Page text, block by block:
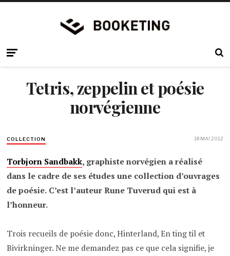
Tetris, zeppelin et poésie
norvégienne
COLLECTION 18 MAI 2012
Torbjorn Sandbakk, graphiste norvégien a réalisé
dans le cadre de ses études une collection d’ouvrages
de poésie. C’est l’auteur Rune Tuverud qui est à
l’honneur.
Trois recueils de poésie donc, Hinterland, En ting til et
Bivirkninger. Ne me demandez pas ce que cela signifie, je